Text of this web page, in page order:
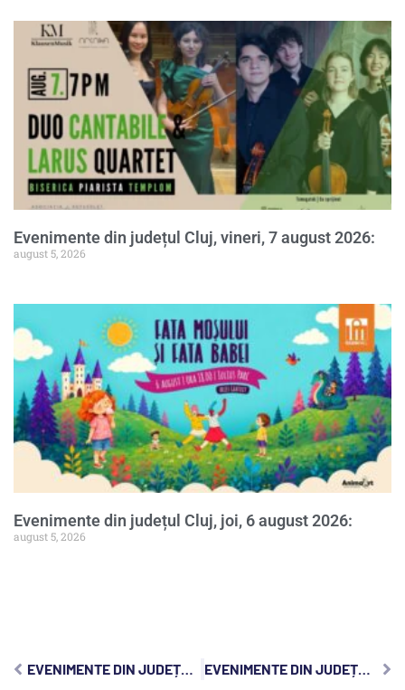
Evenimente din județul Cluj, vineri, 7 august 2026:
august 5, 2026
Evenimente din județul Cluj, joi, 6 august 2026:
august 5, 2026